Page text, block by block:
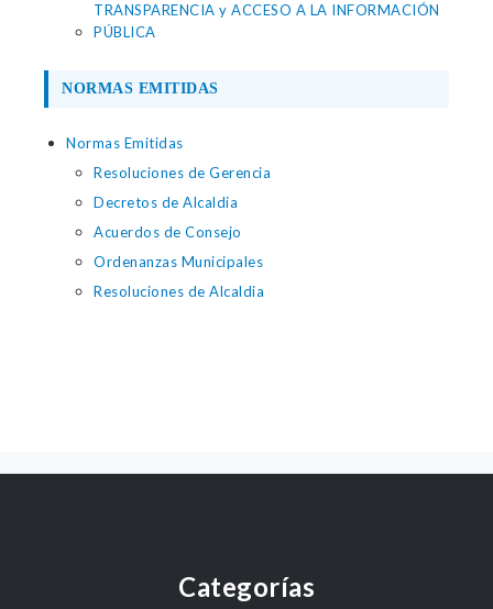
TRANSPARENCIA y ACCESO A LA INFORMACIÓN
PÚBLICA
NORMAS EMITIDAS
Normas Emitidas
Resoluciones de Gerencia
Decretos de Alcaldia
Acuerdos de Consejo
Ordenanzas Municipales
Resoluciones de Alcaldia
Categorías